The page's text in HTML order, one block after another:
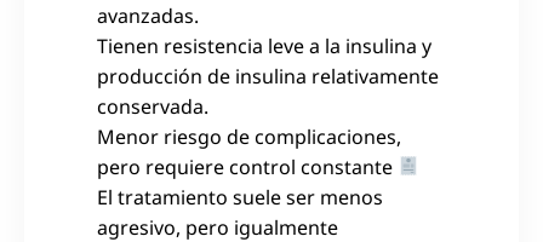
avanzadas.
Tienen resistencia leve a la insulina y
producción de insulina relativamente
conservada.
Menor riesgo de complicaciones,
pero requiere control constante
El tratamiento suele ser menos
agresivo, pero igualmente